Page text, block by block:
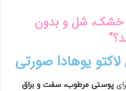
خشک، شل و بدون
یوهادا صورتی
پوستی مرطوب، سفت و براق